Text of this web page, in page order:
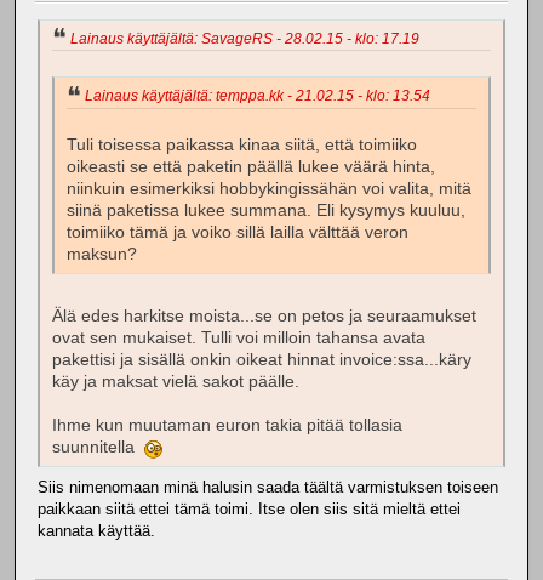
Lainaus käyttäjältä: SavageRS - 28.02.15 - klo: 17.19
Lainaus käyttäjältä: temppa.kk - 21.02.15 - klo: 13.54
Tuli toisessa paikassa kinaa siitä, että toimiiko
oikeasti se että paketin päällä lukee väärä hinta,
niinkuin esimerkiksi hobbykingissähän voi valita, mitä
siinä paketissa lukee summana. Eli kysymys kuuluu,
toimiiko tämä ja voiko sillä lailla välttää veron
maksun?
Älä edes harkitse moista...se on petos ja seuraamukset
ovat sen mukaiset. Tulli voi milloin tahansa avata
pakettisi ja sisällä onkin oikeat hinnat invoice:ssa...käry
käy ja maksat vielä sakot päälle.
Ihme kun muutaman euron takia pitää tollasia
suunnitella
Siis nimenomaan minä halusin saada täältä varmistuksen toiseen
paikkaan siitä ettei tämä toimi. Itse olen siis sitä mieltä ettei
kannata käyttää.